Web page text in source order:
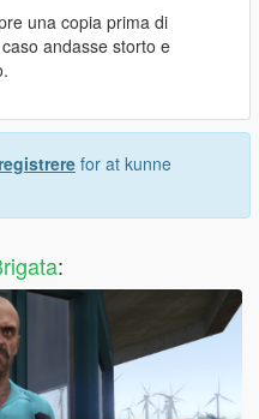
una copia prima di
andasse storto e
registrere for at kunne
: